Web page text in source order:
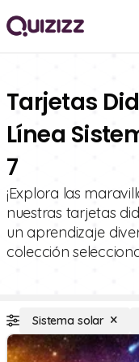
Tarjetas
Línea
7
¡Explora las
nuestras tarjetas
un aprendizaje
colección
Sistema solar